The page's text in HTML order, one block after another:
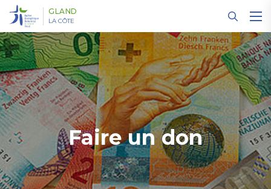
GLAND
LA CÔTE
Faire un don
Panneau de gestion des cookies